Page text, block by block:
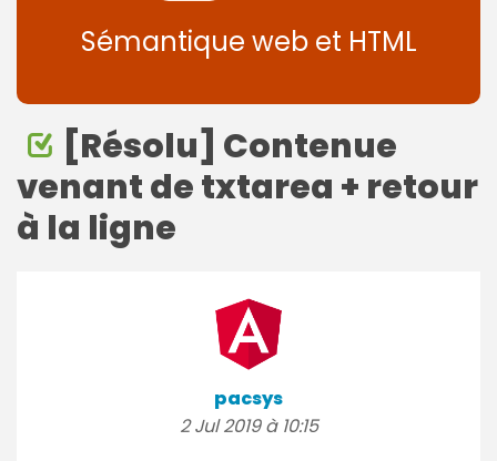
Sémantique web et HTML
[Résolu] Contenue
venant de txtarea + retour
à la ligne
pacsys
2 Jul 2019 à 10:15